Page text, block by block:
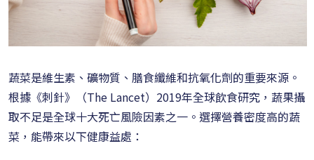
蔬菜是維生素、礦物質、膳食纖維和抗氧化劑的重要來源。
根據《刺針》（The Lancet）2019年全球飲食研究，蔬果攝
取不足是全球十大死亡風險因素之一。選擇營養密度高的蔬
菜，能帶來以下健康益處：